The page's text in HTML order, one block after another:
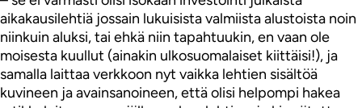
aikakausilehtiä jossain lukuisista valmiista alustoista noin
niinkuin aluksi, tai ehkä niin tapahtuukin, en vaan ole
moisesta kuullut (ainakin ulkosuomalaiset kiittäisi!), ja
samalla laittaa verkkoon nyt vaikka lehtien sisältöä
kuvineen ja avainsanoineen, että olisi helpompi hakea